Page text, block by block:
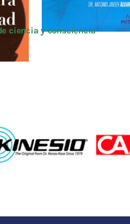
ciencia y consciencia